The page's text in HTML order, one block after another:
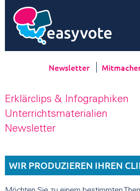
Newsletter
Erklärclips & Infographiken
Unterrichtsmaterialien
Newsletter
WIR PRODUZIEREN IHREN